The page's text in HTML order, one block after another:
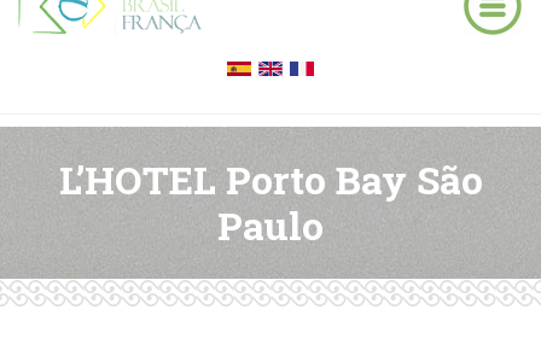
L’HOTEL Porto Bay São
Paulo